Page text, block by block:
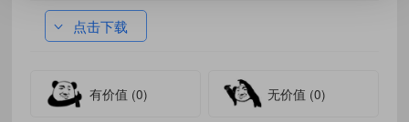
点击下载
有价值 (0) 无价值 (0)